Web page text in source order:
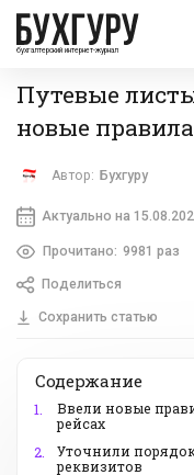
бухгалтерский интернет-журнал
Путевые листы
новые
Автор: Бухгуру
Актуально на
Прочитано: 9981 раз
Поделиться
Сохранить статью
Содержание
1.
Ввели новые
рейсах
2.
Уточнили
реквизитов